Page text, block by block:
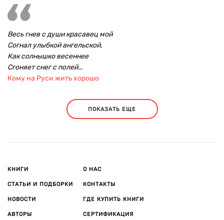
Весь гнев с души красавец мой
Согнал улыбкой ангельской,
Как солнышко весеннее
Сгоняет снег с полей...
Кому на Руси жить хорошо
ПОКАЗАТЬ ЕЩЕ
КНИГИ
СТАТЬИ И ПОДБОРКИ
НОВОСТИ
АВТОРЫ
О НАС
КОНТАКТЫ
ГДЕ КУПИТЬ КНИГИ
СЕРТИФИКАЦИЯ